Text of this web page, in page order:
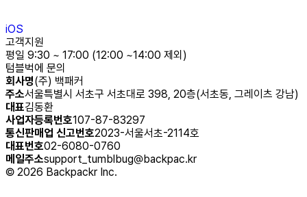
iOS
고객지원
평일 9:30 ~ 17:00 (12:00 ~14:00 제외)
텀블벅에 문의
회사명(주) 백패커
주소서울특별시 서초구 서초대로 398, 20층(서초동, 그레이츠 강남)
대표김동환
사업자등록번호107-87-83297
통신판매업 신고번호2023-서울서초-2114호
대표번호02-6080-0760
메일주소support_tumblbug@backpac.kr
© 2026 Backpackr Inc.